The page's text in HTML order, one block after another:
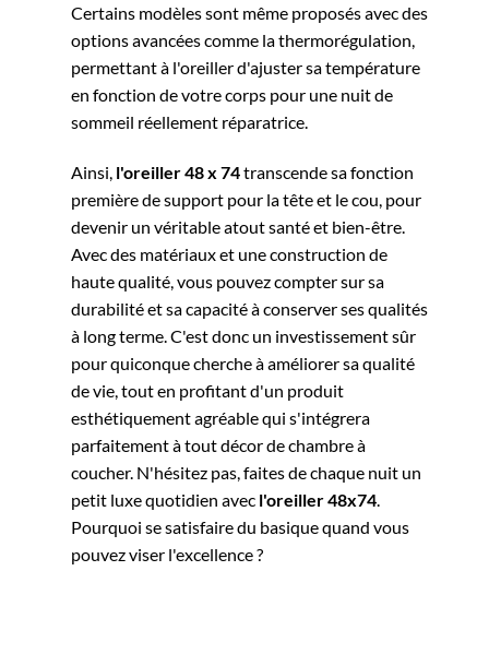
Certains modèles sont même proposés avec des
options avancées comme la thermorégulation,
permettant à l'oreiller d'ajuster sa température
en fonction de votre corps pour une nuit de
sommeil réellement réparatrice.
Ainsi, l'oreiller 48 x 74transcende sa fonction
première de support pour la tête et le cou, pour
devenir un véritable atout santé et bien-être.
Avec des matériaux et une construction de
haute qualité, vous pouvez compter sur sa
durabilité et sa capacité à conserver ses qualités
à long terme. C'est donc un investissement sûr
pour quiconque cherche à améliorer sa qualité
de vie, tout en profitant d'un produit
esthétiquement agréable qui s'intégrera
parfaitement à tout décor de chambre à
coucher. N'hésitez pas, faites de chaque nuit un
petit luxe quotidien avec l'oreiller 48x74
Pourquoi se satisfaire du basique quand vous
pouvez viser l'excellence ?